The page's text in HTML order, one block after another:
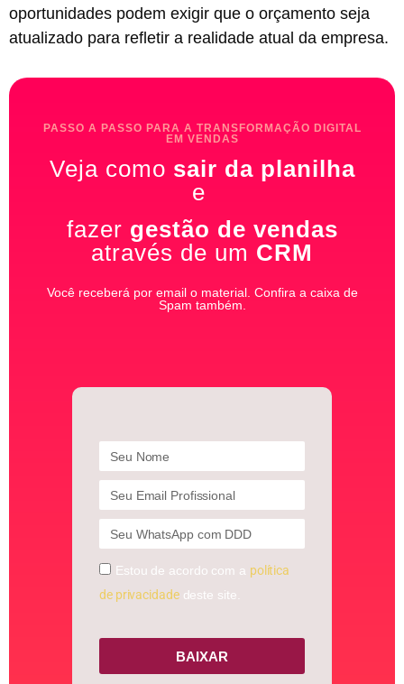
oportunidades podem exigir que o orçamento seja
atualizado para refletir a realidade atual da empresa.
PASSO A PASSO PARA A TRANSFORMAÇÃO DIGITAL
EM VENDAS
Veja como sair da planilha
e
fazer gestão de vendas
através de um CRM
Você receberá por email o material. Confira a caixa de
Spam também.
Estou de acordo com a política
de privacidadedeste site.
BAIXAR